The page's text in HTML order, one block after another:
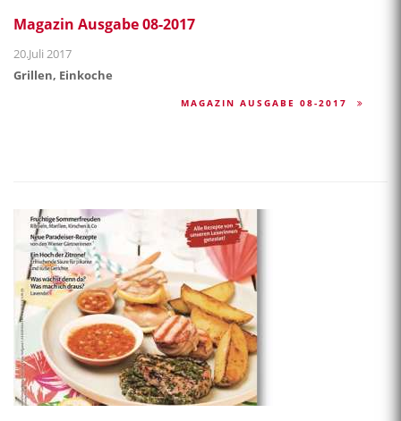
Magazin Ausgabe 08-2017
20.Juli 2017
Grillen, Einkoche
MAGAZIN AUSGABE 08-2017